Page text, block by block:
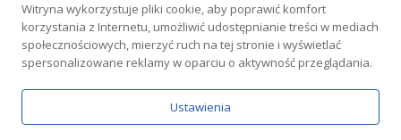
Facebook
KONTAKT REKLAMA POLITYKA PRYWATNOŚCI
Serwis wyłącznie dla osób powyżej 18 lat. Hazard może uzależniać.
Graj odpowiedzialnie.Szczegóły
Witryna wykorzystuje pliki cookie, aby poprawić komfort
korzystania z Internetu, umożliwić udostępnianie treści w mediach
społecznościowych, mierzyć ruch na tej stronie i wyświetlać
spersonalizowane reklamy w oparciu o aktywność przeglądania.
Ustawienia